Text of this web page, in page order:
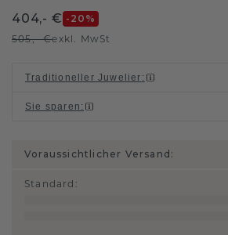
404,- € -20 %
505,- €exkl. MwSt
Traditioneller Juwelier :
Sie sparen :
Voraussichtlicher Versand:
Standard :